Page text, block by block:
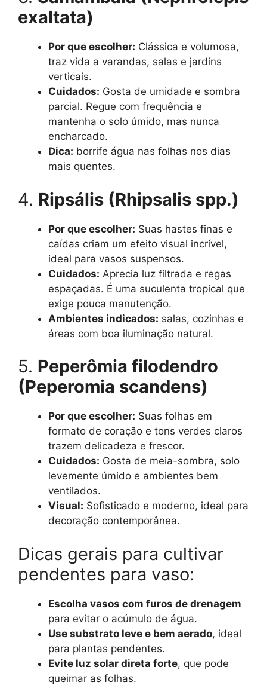
exaltata)
Por que escolher: Clássica e volumosa,
traz vida a varandas, salas e jardins
verticais.
Cuidados: Gosta de umidade e sombra
parcial. Regue com frequência e
mantenha o solo úmido, mas nunca
encharcado.
Dica: borrife água nas folhas nos dias
mais quentes.
4. Ripsális (Rhipsalis spp.)
Por que escolher: Suas hastes finas e
caídas criam um efeito visual incrível,
ideal para vasos suspensos.
Cuidados: Aprecia luz filtrada e regas
espaçadas. É uma suculenta tropical que
exige pouca manutenção.
Ambientes indicados: salas, cozinhas e
áreas com boa iluminação natural.
5. Peperômia filodendro
(Peperomia scandens)
Por que escolher: Suas folhas em
formato de coração e tons verdes claros
trazem delicadeza e frescor.
Cuidados: Gosta de meia-sombra, solo
levemente úmido e ambientes bem
ventilados.
Visual: Sofisticado e moderno, ideal para
decoração contemporânea.
Dicas gerais para cultivar
pendentes para vaso:
Escolha vasos com furos de drenagem
para evitar o acúmulo de água.
Use substrato leve e bem aerado, ideal
para plantas pendentes.
Evite luz solar direta forte, que pode
queimar as folhas.